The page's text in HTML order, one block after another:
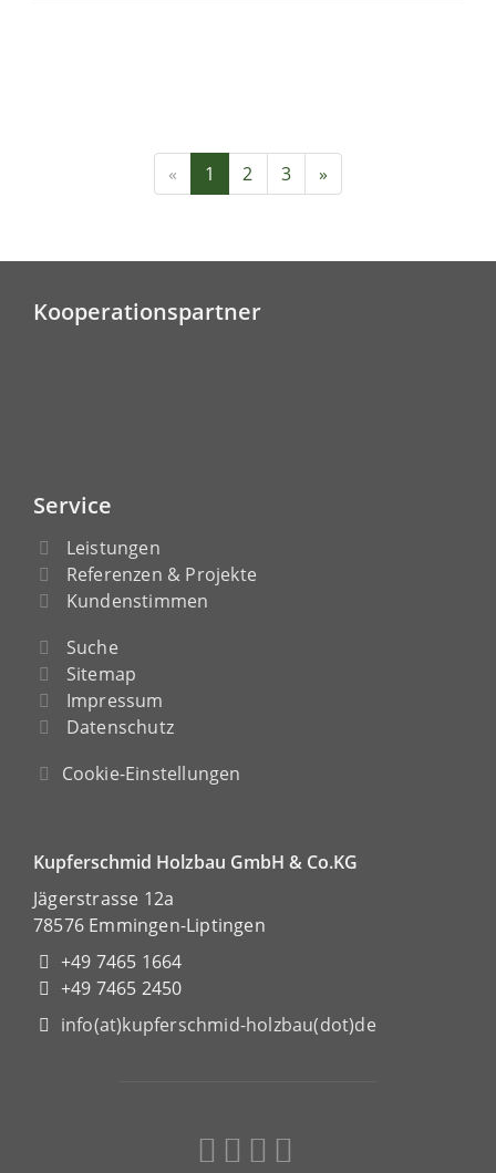
« 1 2 3 »
Kooperationspartner
Service
Leistungen
Referenzen & Projekte
Kundenstimmen
Suche
Sitemap
Impressum
Datenschutz
Cookie-Einstellungen
Kupferschmid Holzbau GmbH & Co.KG
Jägerstrasse 12a
78576 Emmingen-Liptingen
+49 7465 1664
+49 7465 2450
info(at)kupferschmid-holzbau(dot)de